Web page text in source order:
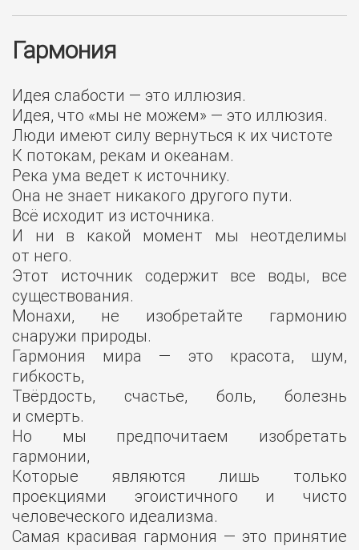
Гармония
Идея слабости — это иллюзия.
Идея, что «мы не можем» — это иллюзия.
Люди имеют силу вернуться к их чистоте
К потокам, рекам и океанам.
Река ума ведет к источнику.
Она не знает никакого другого пути.
Всё исходит из источника.
И ни в какой момент мы неотделимы
от него.
Этот источник содержит все воды, все
существования.
Монахи, не изобретайте гармонию
снаружи природы.
Гармония мира — это красота, шум,
гибкость,
Твёрдость, счастье, боль, болезнь
и смерть.
Но мы предпочитаем изобретать
гармонии,
Которые являются лишь только
проекциями эгоистичного и чисто
человеческого идеализма.
Самая красивая гармония — это принятие